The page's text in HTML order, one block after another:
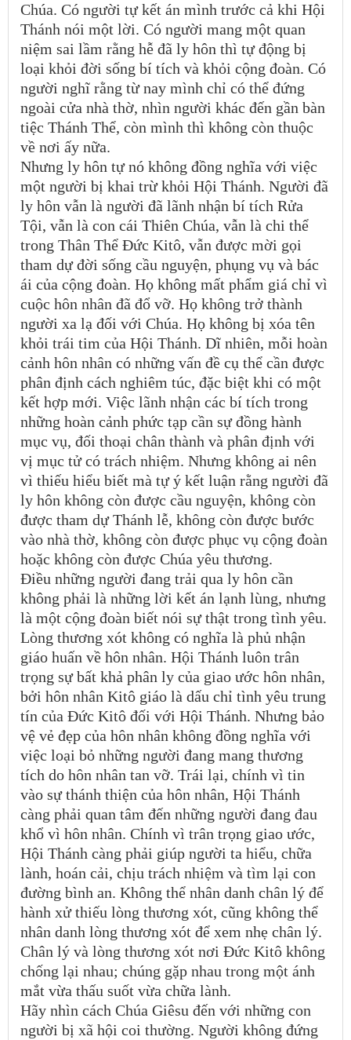
Chúa. Có người tự kết án mình trước cả khi Hội
Thánh nói một lời. Có người mang một quan
niệm sai lầm rằng hễ đã ly hôn thì tự động bị
loại khỏi đời sống bí tích và khỏi cộng đoàn. Có
người nghĩ rằng từ nay mình chỉ có thể đứng
ngoài cửa nhà thờ, nhìn người khác đến gần bàn
tiệc Thánh Thể, còn mình thì không còn thuộc
về nơi ấy nữa.
Nhưng ly hôn tự nó không đồng nghĩa với việc
một người bị khai trừ khỏi Hội Thánh. Người đã
ly hôn vẫn là người đã lãnh nhận bí tích Rửa
Tội, vẫn là con cái Thiên Chúa, vẫn là chi thể
trong Thân Thể Đức Kitô, vẫn được mời gọi
tham dự đời sống cầu nguyện, phụng vụ và bác
ái của cộng đoàn. Họ không mất phẩm giá chỉ vì
cuộc hôn nhân đã đổ vỡ. Họ không trở thành
người xa lạ đối với Chúa. Họ không bị xóa tên
khỏi trái tim của Hội Thánh. Dĩ nhiên, mỗi hoàn
cảnh hôn nhân có những vấn đề cụ thể cần được
phân định cách nghiêm túc, đặc biệt khi có một
kết hợp mới. Việc lãnh nhận các bí tích trong
những hoàn cảnh phức tạp cần sự đồng hành
mục vụ, đối thoại chân thành và phân định với
vị mục tử có trách nhiệm. Nhưng không ai nên
vì thiếu hiểu biết mà tự ý kết luận rằng người đã
ly hôn không còn được cầu nguyện, không còn
được tham dự Thánh lễ, không còn được bước
vào nhà thờ, không còn được phục vụ cộng đoàn
hoặc không còn được Chúa yêu thương.
Điều những người đang trải qua ly hôn cần
không phải là những lời kết án lạnh lùng, nhưng
là một cộng đoàn biết nói sự thật trong tình yêu.
Lòng thương xót không có nghĩa là phủ nhận
giáo huấn về hôn nhân. Hội Thánh luôn trân
trọng sự bất khả phân ly của giao ước hôn nhân,
bởi hôn nhân Kitô giáo là dấu chỉ tình yêu trung
tín của Đức Kitô đối với Hội Thánh. Nhưng bảo
vệ vẻ đẹp của hôn nhân không đồng nghĩa với
việc loại bỏ những người đang mang thương
tích do hôn nhân tan vỡ. Trái lại, chính vì tin
vào sự thánh thiện của hôn nhân, Hội Thánh
càng phải quan tâm đến những người đang đau
khổ vì hôn nhân. Chính vì trân trọng giao ước,
Hội Thánh càng phải giúp người ta hiểu, chữa
lành, hoán cải, chịu trách nhiệm và tìm lại con
đường bình an. Không thể nhân danh chân lý để
hành xử thiếu lòng thương xót, cũng không thể
nhân danh lòng thương xót để xem nhẹ chân lý.
Chân lý và lòng thương xót nơi Đức Kitô không
chống lại nhau; chúng gặp nhau trong một ánh
mắt vừa thấu suốt vừa chữa lành.
Hãy nhìn cách Chúa Giêsu đến với những con
người bị xã hội coi thường. Người không đứng